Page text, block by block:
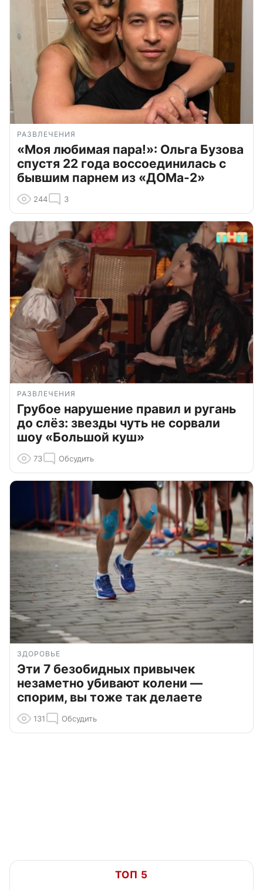
РАЗВЛЕЧЕНИЯ
«Моя любимая пара!»: Ольга Бузова
спустя 22 года воссоединилась с
бывшим парнем из «ДОМа-2»
244 3
РАЗВЛЕЧЕНИЯ
Грубое нарушение правил и ругань
до слёз: звезды чуть не сорвали
шоу «Большой куш»
73 Обсудить
ЗДОРОВЬЕ
Эти 7 безобидных привычек
незаметно убивают колени —
спорим, вы тоже так делаете
131 Обсудить
ТОП 5